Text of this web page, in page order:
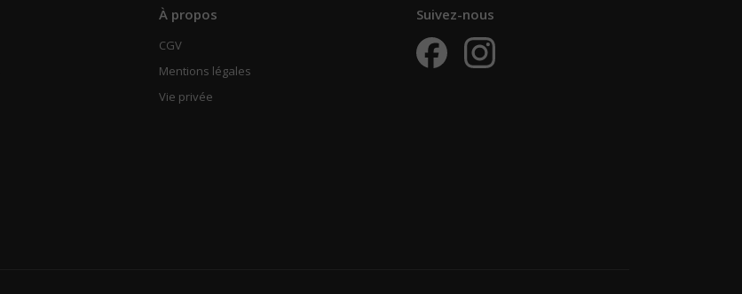
À propos
CGV
Mentions légales
Vie privée
Suivez-nous